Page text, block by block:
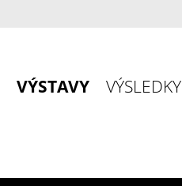
VÝSTAVY VÝSLEDKY